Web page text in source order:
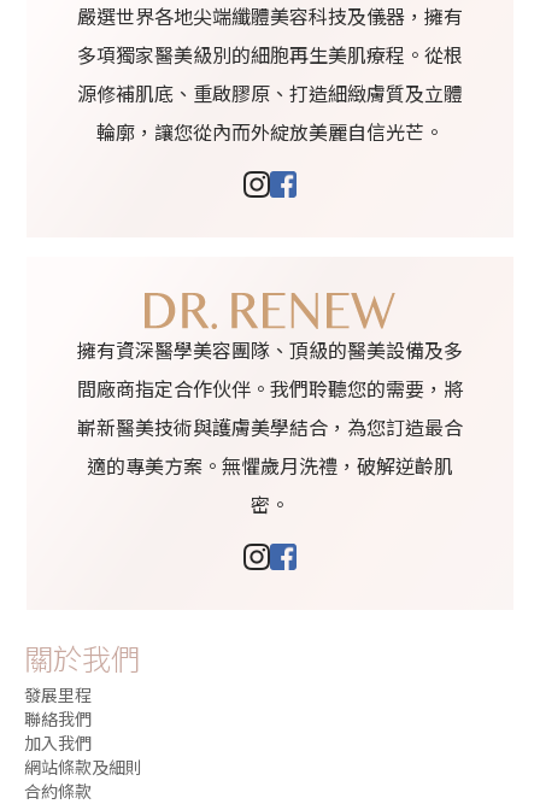
嚴選世界各地尖端纖體美容科技及儀器，擁有
多項獨家醫美級別的細胞再生美肌療程。從根
源修補肌底、重啟膠原、打造細緻膚質及立體
輪廓，讓您從內而外綻放美麗自信光芒。
擁有資深醫學美容團隊、頂級的醫美設備及多
間廠商指定合作伙伴。我們聆聽您的需要，將
嶄新醫美技術與護膚美學結合，為您訂造最合
適的專美方案。無懼歲月洗禮，破解逆齡肌
密。
關於我們
發展里程
聯絡我們
加入我們
網站條款及細則
合約條款